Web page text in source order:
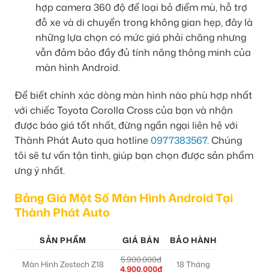
hợp camera 360 độ để loại bỏ điểm mù, hỗ trợ
đỗ xe và di chuyển trong không gian hẹp, đây là
những lựa chọn có mức giá phải chăng nhưng
vẫn đảm bảo đầy đủ tính năng thông minh của
màn hình Android.
Để biết chính xác dòng màn hình nào phù hợp nhất
với chiếc Toyota Corolla Cross của bạn và nhận
được báo giá tốt nhất, đừng ngần ngại liên hệ với
Thành Phát Auto qua hotline 0977383567. Chúng
tôi sẽ tư vấn tận tình, giúp bạn chọn được sản phẩm
ưng ý nhất.
Bảng Giá Một Số Màn Hình Android Tại
Thành Phát Auto
SẢN PHẨM GIÁ BÁN BẢO HÀNH
Màn Hình Zestech Z18
5.900.000đ
4.900.000đ
18 Tháng